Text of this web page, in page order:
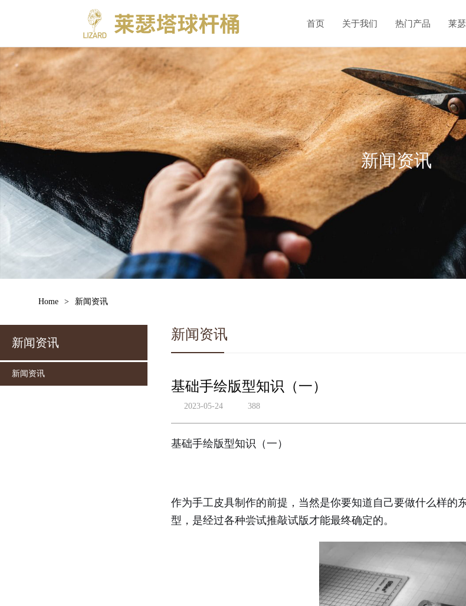
首页 关于我们 热门产品 莱
新闻资讯
Home > 新闻资讯
新闻资讯
新闻资讯
新闻资讯
基础手绘版型知识（一）
2023-05-24 388
基础手绘版型知识（一）
作为手工皮具制作的前提，当然是你要知道自己要做什么样
型，是经过各种尝试推敲试版才能最终确定的。